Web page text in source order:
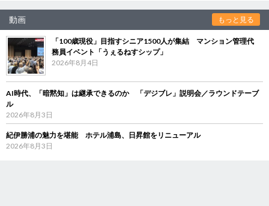
動画 もっと見る
「100歳現役」目指すシニア1500人が集結 マンション管理代
務員イベント「うぇるねすシップ」
2026年8月4日
AI時代、「暗黙知」は継承できるのか 「デジブレ」説明会／ラウンドテーブ
ル
2026年8月3日
紀伊勝浦の魅力を堪能 ホテル浦島、日昇館をリニューアル
2026年8月3日